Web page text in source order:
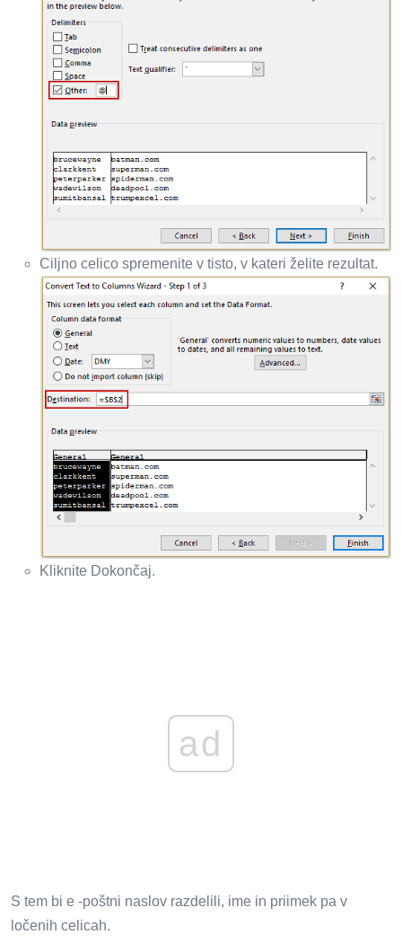
Ciljno celico spremenite v tisto, v kateri želite rezultat.
Kliknite Dokončaj.
ad
S tem bi e -poštni naslov razdelili, ime in priimek pa v
ločenih celicah.